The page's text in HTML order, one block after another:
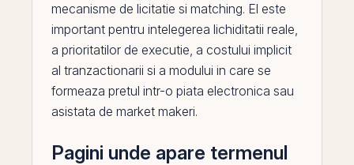
mecanisme de licitatie si matching. El este
important pentru intelegerea lichiditatii reale,
a prioritatilor de executie, a costului implicit
al tranzactionarii si a modului in care se
formeaza pretul intr-o piata electronica sau
asistata de market makeri.
Pagini unde apare termenul